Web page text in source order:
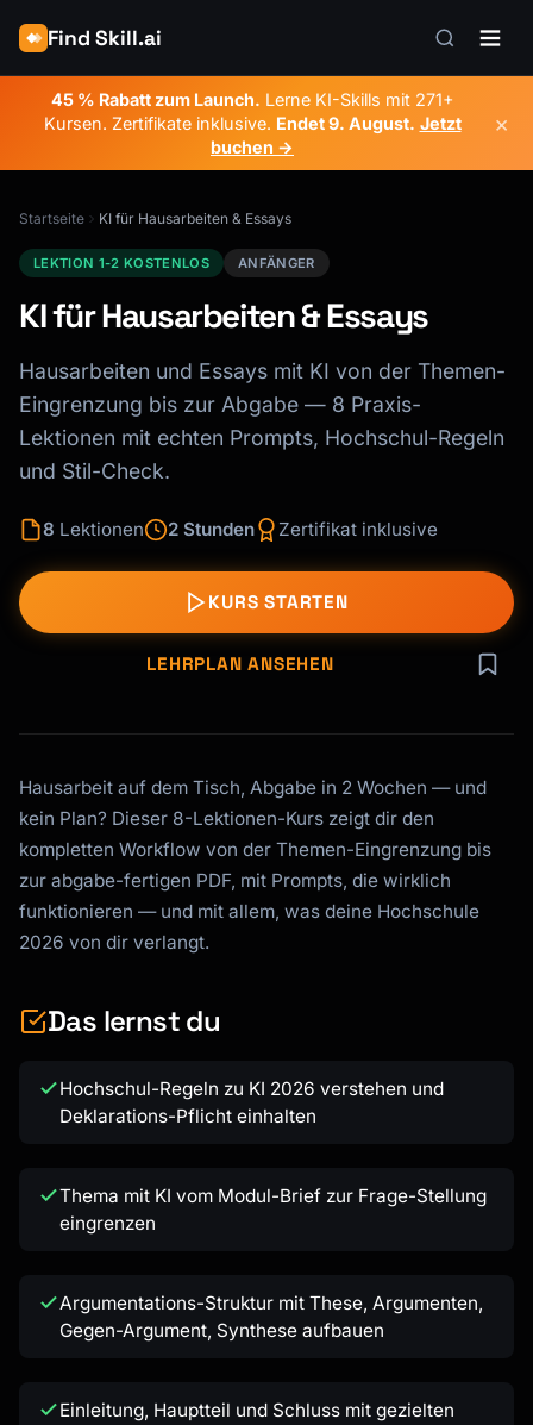
Find Skill.ai
45 % Rabatt zum Launch. Lerne KI-Skills mit 271+
Kursen. Zertifikate inklusive. Endet9. August. Jetzt
buchen →
×
Startseite KI für Hausarbeiten & Essays
LEKTION 1-2 KOSTENLOS ANFÄNGER
KI für Hausarbeiten & Essays
Hausarbeiten und Essays mit KI von der Themen-
Eingrenzung bis zur Abgabe — 8 Praxis-
Lektionen mit echten Prompts, Hochschul-Regeln
und Stil-Check.
8 Lektionen 2 Stunden Zertifikat inklusive
KURS STARTEN
LEHRPLAN ANSEHEN
Hausarbeit auf dem Tisch, Abgabe in 2 Wochen — und
kein Plan? Dieser 8-Lektionen-Kurs zeigt dir den
kompletten Workflow von der Themen-Eingrenzung bis
zur abgabe-fertigen PDF, mit Prompts, die wirklich
funktionieren — und mit allem, was deine Hochschule
2026 von dir verlangt.
Das lernst du
Hochschul-Regeln zu KI 2026 verstehen und
Deklarations-Pflicht einhalten
Thema mit KI vom Modul-Brief zur Frage-Stellung
eingrenzen
Argumentations-Struktur mit These, Argumenten,
Gegen-Argument, Synthese aufbauen
Einleitung, Hauptteil und Schluss mit gezielten